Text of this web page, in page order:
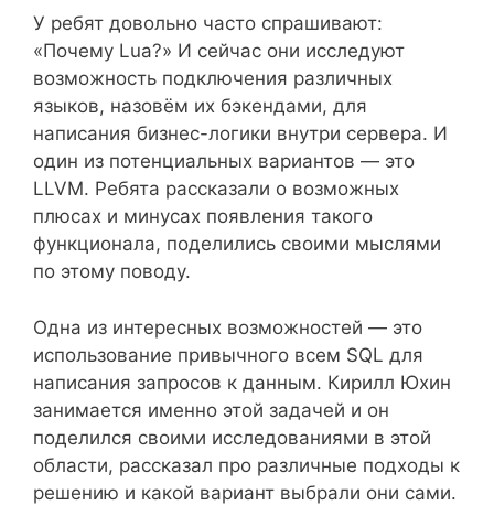
У ребят довольно часто спрашивают:
«Почему Lua?» И сейчас они исследуют
возможность подключения различных
языков, назовём их бэкендами, для
написания бизнес-логики внутри сервера. И
один из потенциальных вариантов — это
LLVM. Ребята рассказали о возможных
плюсах и минусах появления такого
функционала, поделились своими мыслями
по этому поводу.
Одна из интересных возможностей — это
использование привычного всем SQL для
написания запросов к данным. Кирилл Юхин
занимается именно этой задачей и он
поделился своими исследованиями в этой
области, рассказал про различные подходы к
решению и какой вариант выбрали они сами.